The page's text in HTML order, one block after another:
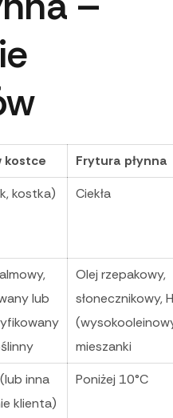
kostce
Frytura płynna
kostka) Ciekła
lub
Olej rzepakowy,
słonecznikowy,
mieszanki
inna
klienta)
Poniżej 10°C